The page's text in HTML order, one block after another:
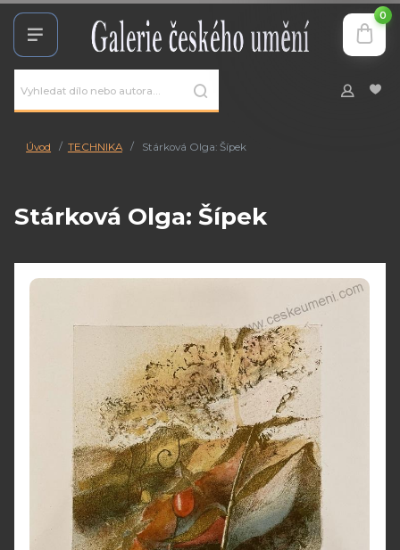
0
Úvod TECHNIKA Stárková Olga: Šípek
Stárková Olga: Šípek